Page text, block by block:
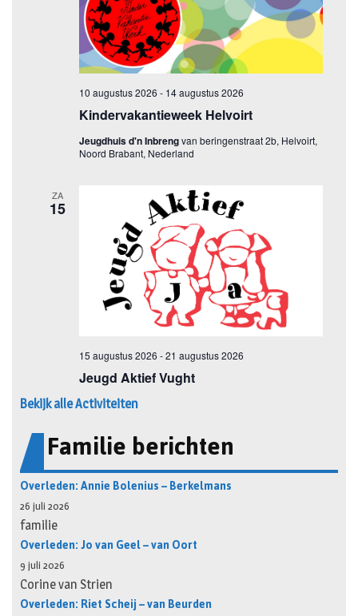
Bekijk alle Activiteiten
Familie berichten
Overleden: Annie Bolenius – Berkelmans
26 juli 2026
familie
Overleden: Jo van Geel – van Oort
9 juli 2026
Corine van Strien
Overleden: Riet Scheij – van Beurden